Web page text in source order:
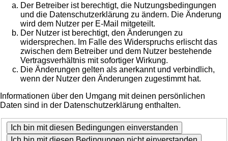
Der Betreiber ist berechtigt, die Nutzungsbedingungen
und die Datenschutzerklärung zu ändern. Die Änderung
wird dem Nutzer per E-Mail mitgeteilt.
Der Nutzer ist berechtigt, den Änderungen zu
widersprechen. Im Falle des Widerspruchs erlischt das
zwischen dem Betreiber und dem Nutzer bestehende
Vertragsverhältnis mit sofortiger Wirkung.
Die Änderungen gelten als anerkannt und verbindlich,
wenn der Nutzer den Änderungen zugestimmt hat.
Informationen über den Umgang mit deinen persönlichen
Daten sind in der Datenschutzerklärung enthalten.